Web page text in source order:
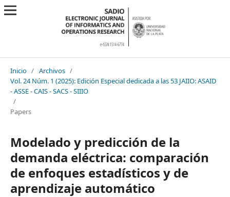
Inicio / Archivos /
Vol. 24 Núm. 1 (2025): Edición Especial dedicada a las 53 JAIIO: ASAID
- ASSE - CAIS - SACS - SIIIO
/
Papers
Modelado y predicción de la
demanda eléctrica: comparación
de enfoques estadísticos y de
aprendizaje automático